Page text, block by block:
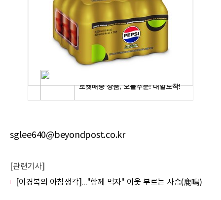
sglee640@beyondpost.co.kr
[관련기사]
[이경복의 아침생각]..."함께 먹자" 이웃 부르는 사슴(鹿鳴)